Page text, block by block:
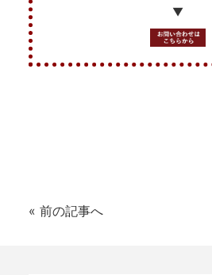
▼
« 前の記事へ